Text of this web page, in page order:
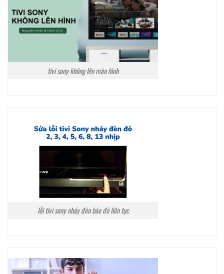
tivi sony không lên màn hình
lỗi tivi sony nháy đèn báo đỏ liên tục